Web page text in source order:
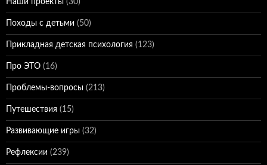
Наши проекты (30)
Походы с детьми (50)
Прикладная детская психология (123)
Про ЭТО (16)
Проблемы-вопросы (213)
Путешествия (15)
Развивающие игры (32)
Рефлексии (239)